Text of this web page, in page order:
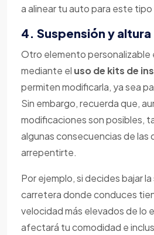
a alinear tu auto para este
4. Suspensión y altura
Otro elemento personalizable
mediante el uso de kits de
permiten modificarla, ya sea
Sin embargo, recuerda que,
modificaciones son posibles,
algunas consecuencias de las
arrepentirte.
Por ejemplo, si decides bajar
carretera donde conduces
velocidad más elevados de lo
afectará tu comodidad e